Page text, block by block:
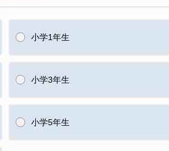
小学1年生
小学3年生
小学5年生